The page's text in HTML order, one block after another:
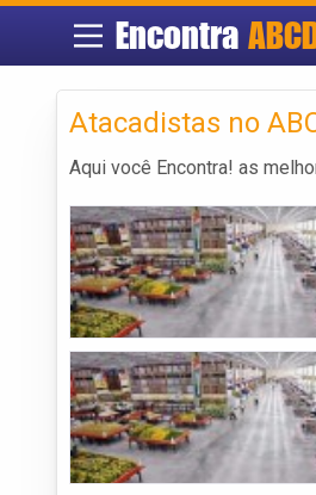
Encontra
Atacadistas no
Aqui você Encontra! as